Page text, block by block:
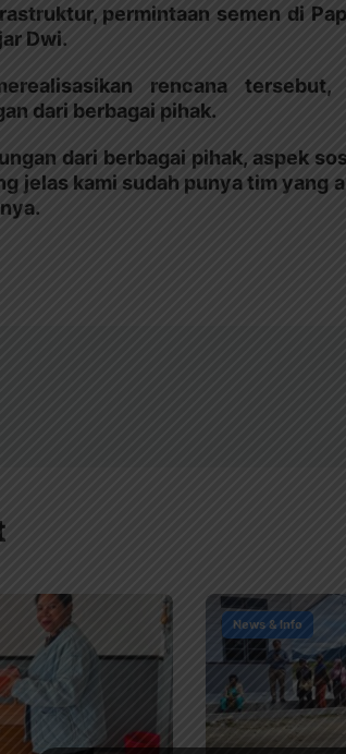
permintaan semen di
Dwi.
rencana tersebut,
dari berbagai pihak.
dari berbagai pihak, aspek
jelas kami sudah punya tim yang
News & Info